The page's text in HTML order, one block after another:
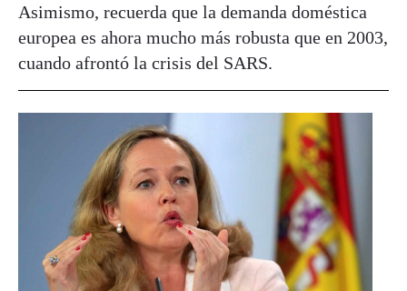
Asimismo, recuerda que la demanda doméstica
europea es ahora mucho más robusta que en 2003,
cuando afrontó la crisis del SARS.